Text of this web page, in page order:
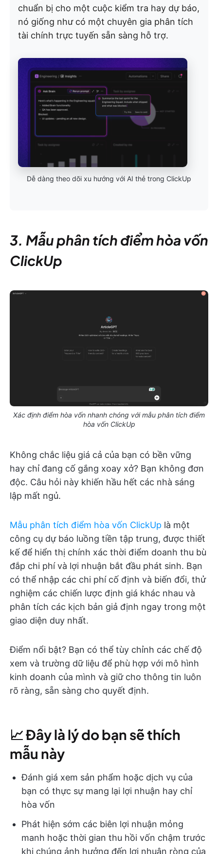
chuẩn bị cho một cuộc kiểm tra hay dự báo,
nó giống như có một chuyên gia phân tích
tài chính trực tuyến sẵn sàng hỗ trợ.
Dễ dàng theo dõi xu hướng với AI thẻ trong ClickUp
3. Mẫu phân tích điểm hòa vốn
ClickUp
Xác định điểm hòa vốn nhanh chóng với mẫu phân tích điểm
hòa vốn ClickUp
Không chắc liệu giá cả của bạn có bền vững
hay chỉ đang cố gắng xoay xở? Bạn không đơn
độc. Câu hỏi này khiến hầu hết các nhà sáng
lập mất ngủ.
Mẫu phân tích điểm hòa vốn ClickUp là một
công cụ dự báo luồng tiền tập trung, được thiết
kế để hiển thị chính xác thời điểm doanh thu bù
đắp chi phí và lợi nhuận bắt đầu phát sinh. Bạn
có thể nhập các chi phí cố định và biến đổi, thử
nghiệm các chiến lược định giá khác nhau và
phân tích các kịch bản giả định ngay trong một
giao diện duy nhất.
Điểm nổi bật? Bạn có thể tùy chỉnh các chế độ
xem và trường dữ liệu để phù hợp với mô hình
kinh doanh của mình và giữ cho thông tin luôn
rõ ràng, sẵn sàng cho quyết định.
📈Đây là lý do bạn sẽ thích
mẫu này
Đánh giá xem sản phẩm hoặc dịch vụ của
bạn có thực sự mang lại lợi nhuận hay chỉ
hòa vốn
Phát hiện sớm các biên lợi nhuận mỏng
manh hoặc thời gian thu hồi vốn chậm trước
khi chúng ảnh hưởng đến lợi nhuận ròng của